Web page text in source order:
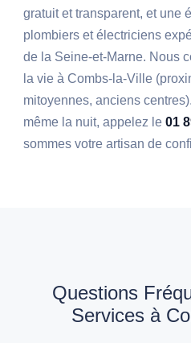
gratuit et transparent, et une
plombiers et électriciens
de la Seine-et-Marne. Nous
la vie à Combs-la-Ville
mitoyennes, anciens
même la nuit, appelez le01
sommes votre artisan de
Questions
Services à